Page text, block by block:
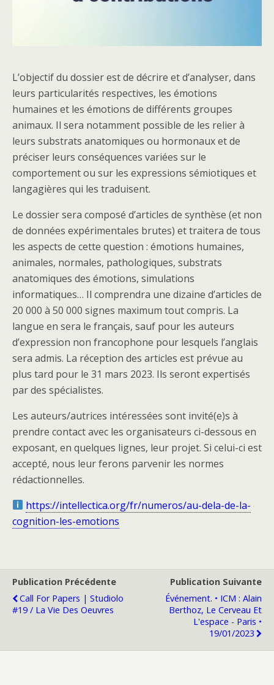
L’objectif du dossier est de décrire et d’analyser, dans
leurs particularités respectives, les émotions
humaines et les émotions de différents groupes
animaux. Il sera notamment possible de les relier à
leurs substrats anatomiques ou hormonaux et de
préciser leurs conséquences variées sur le
comportement ou sur les expressions sémiotiques et
langagières qui les traduisent.
Le dossier sera composé d’articles de synthèse (et non
de données expérimentales brutes) et traitera de tous
les aspects de cette question : émotions humaines,
animales, normales, pathologiques, substrats
anatomiques des émotions, simulations
informatiques… Il comprendra une dizaine d’articles de
20 000 à 50 000 signes maximum tout compris. La
langue en sera le français, sauf pour les auteurs
d’expression non francophone pour lesquels l’anglais
sera admis. La réception des articles est prévue au
plus tard pour le 31 mars 2023. Ils seront expertisés
par des spécialistes.
Les auteurs/autrices intéressées sont invité(e)s à
prendre contact avec les organisateurs ci-dessous en
exposant, en quelques lignes, leur projet. Si celui-ci est
accepté, nous leur ferons parvenir les normes
rédactionnelles.
https://intellectica.org/fr/numeros/au-dela-de-la-
cognition-les-emotions
Publication Précédente
Call For Papers | Studiolo
#19 / La Vie Des Oeuvres
Publication Suivante
Événement. • ICM : Alain
Berthoz, Le Cerveau Et
L'espace - Paris •
19/01/2023